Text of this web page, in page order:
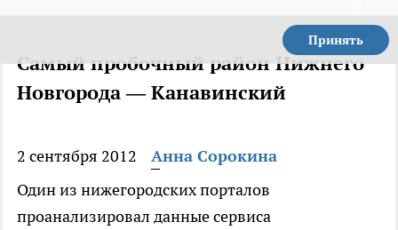
Принять
Самый пробочный район Нижнего
Новгорода — Канавинский
2 сентября 2012
Анна Сорокина
Один из нижегородских порталов
проанализировал данные сервиса